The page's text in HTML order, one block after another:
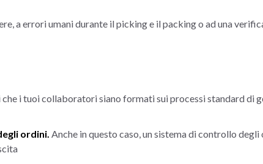
a errori umani durante il picking e il packing o ad una
i tuoi collaboratori siano formati sui processi standard di
ordini. Anche in questo caso, un sistema di controllo